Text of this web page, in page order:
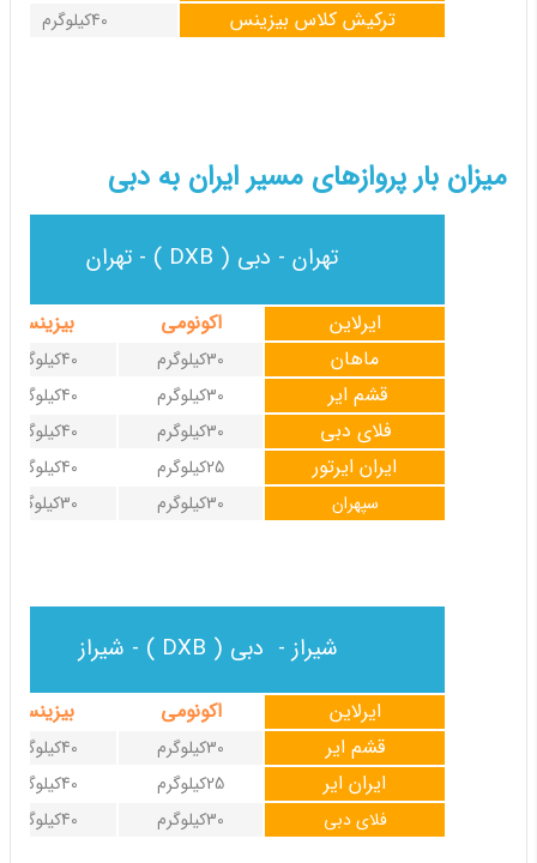
40کیلوگرم ترکیش کلاس بیزینس
میزان بار پروازهای مسیر ایران به دبی
تهران - دبی ( DXB ) - تهران
بیزینس اکونومی ایرلاین
40کیلوگرم 30کیلوگرم ماهان
40کیلوگرم 30کیلوگرم قشم ایر
40کیلوگرم 30کیلوگرم فلای دبی
40کیلوگرم 25کیلوگرم ایران ایرتور
30کیلوگرم 30کیلوگرم سپهران
شیراز - دبی ( DXB ) - شیراز
بیزینس اکونومی ایرلاین
40کیلوگرم 30کیلوگرم قشم ایر
40کیلوگرم 25کیلوگرم ایران ایر
40کیلوگرم 30کیلوگرم فلای دبی